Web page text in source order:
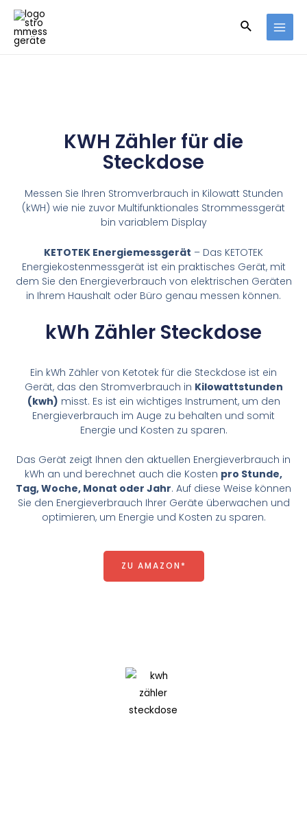
KWH Zähler für die
Steckdose
Messen Sie Ihren Stromverbrauch in Kilowatt Stunden
(kWH) wie nie zuvor Multifunktionales Strommessgerät
bin variablem Display
KETOTEK Energiemessgerät – Das KETOTEK
Energiekostenmessgerät ist ein praktisches Gerät, mit
dem Sie den Energieverbrauch von elektrischen Geräten
in Ihrem Haushalt oder Büro genau messen können.
kWh Zähler Steckdose​
Ein kWh Zähler von Ketotek für die Steckdose ist ein
Gerät, das den Stromverbrauch in Kilowattstunden
(kwh) misst. Es ist ein wichtiges Instrument, um den
Energieverbrauch im Auge zu behalten und somit
Energie und Kosten zu sparen.
Das Gerät zeigt Ihnen den aktuellen Energieverbrauch in
kWh an und berechnet auch die Kosten pro Stunde,
Tag, Woche, Monat oder Jahr. Auf diese Weise können
Sie den Energieverbrauch Ihrer Geräte überwachen und
optimieren, um Energie und Kosten zu sparen.
ZU AMAZON*